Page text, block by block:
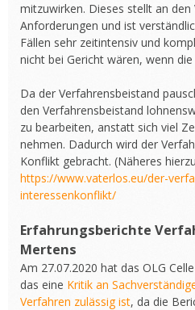
mitzuwirken. Dieses stellt an
Anforderungen und ist
Fällen sehr zeitintensiv und
nicht bei Gericht wären, wenn
Da der Verfahrensbeistand
den Verfahrensbeistand
zu bearbeiten, anstatt sich viel
nehmen. Dadurch wird der
Konflikt gebracht. (Näheres
https://www.vaterlos.eu/der-
interessenkonflikt/
Erfahrungsberichte
Mertens
Am 27.07.2020 hat das OLG
das eine Kritik an
Verfahren zulässig ist, da die